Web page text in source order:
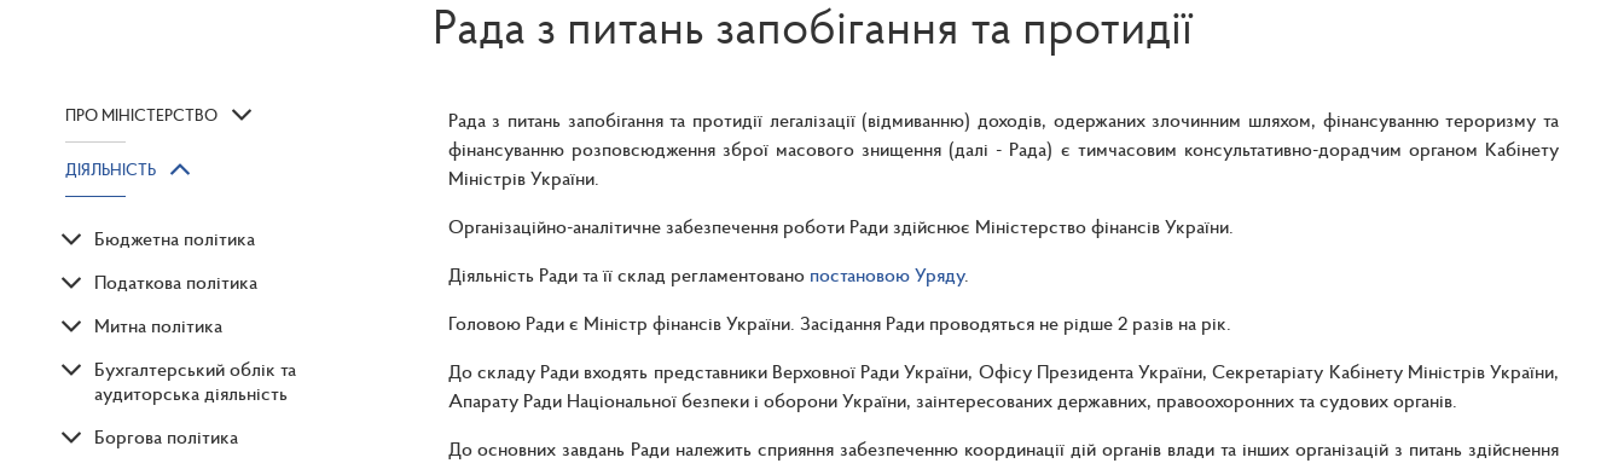
Рада з питань запобігання та протидії
ПРО МІНІСТЕРСТВО
ДІЯЛЬНІСТЬ
Бюджетна політика
Податкова політика
Митна політика
Бухгалтерський облік та
аудиторська діяльність
Боргова політика
Рада з питань запобігання та протидії легалізації (відмиванню) доходів, одержаних злочинним шляхом, фінансуванню тероризму та
фінансуванню розповсюдження зброї масового знищення (далі - Рада) є тимчасовим консультативно-дорадчим органом Кабінету
Міністрів України.
Організаційно-аналітичне забезпечення роботи Ради здійснює Міністерство фінансів України.
Діяльність Ради та її склад регламентовано постановою Уряду.
Головою Ради є Міністр фінансів України. Засідання Ради проводяться не рідше 2 разів на рік.
До складу Ради входять представники Верховної Ради України, Офісу Президента України, Секретаріату Кабінету Міністрів України,
Апарату Ради Національної безпеки і оборони України, заінтересованих державних, правоохоронних та судових органів.
До основних завдань Ради належить сприяння забезпеченню координації дій органів влади та інших організацій з питань здійснення